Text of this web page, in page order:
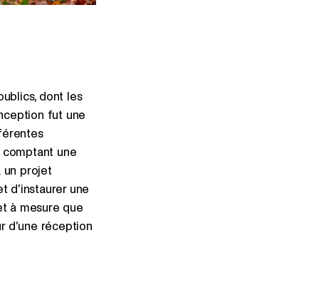
dont les
fut une
une
un projet
d’instaurer une
à mesure que
d’une réception